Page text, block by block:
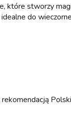
które stworzy
do